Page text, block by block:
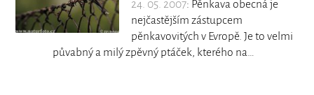
24. 05. 2007: Pěnkava obecná je
nejčastějším zástupcem
pěnkavovitých v Evropě. Je to velmi
půvabný a milý zpěvný ptáček, kterého na…